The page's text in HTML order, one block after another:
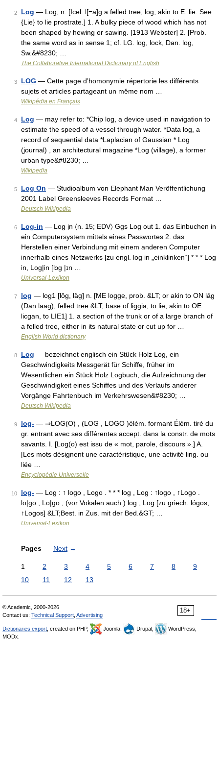
2 Log — Log, n. [Icel. l[=a]g a felled tree, log; akin to E. lie. See
{Lie} to lie prostrate.] 1. A bulky piece of wood which has not
been shaped by hewing or sawing. [1913 Webster] 2. [Prob.
the same word as in sense 1; cf. LG. log, lock, Dan. log,
Sw.&#8230; …
The Collaborative International Dictionary of English
3 LOG — Cette page d’homonymie répertorie les différents
sujets et articles partageant un même nom …
Wikipédia en Français
4 Log — may refer to: *Chip log, a device used in navigation to
estimate the speed of a vessel through water. *Data log, a
record of sequential data *Laplacian of Gaussian * Log
(journal) , an architectural magazine *Log (village), a former
urban type&#8230; …
Wikipedia
5 Log On — Studioalbum von Elephant Man Veröffentlichung
2001 Label Greensleeves Records Format …
Deutsch Wikipedia
6 Log-in — Log ịn 〈n. 15; EDV〉 Ggs Log out 1. das Einbuchen in
ein Computersystem mittels eines Passwortes 2. das
Herstellen einer Verbindung mit einem anderen Computer
innerhalb eines Netzwerks [zu engl. log in „einklinken“] * * * Log
in, Log|in [lɔg |ɪn …
Universal-Lexikon
7 log — log1 [lôg, läg] n. [ME logge, prob. &LT; or akin to ON lāg
(Dan laag), felled tree &LT; base of liggia, to lie, akin to OE
licgan, to LIE1] 1. a section of the trunk or of a large branch of
a felled tree, either in its natural state or cut up for …
English World dictionary
8 Log — bezeichnet englisch ein Stück Holz Log, ein
Geschwindigkeits Messgerät für Schiffe, früher im
Wesentlichen ein Stück Holz Logbuch, die Aufzeichnung der
Geschwindigkeit eines Schiffes und des Verlaufs anderer
Vorgänge Fahrtenbuch im Verkehrswesen&#8230; …
Deutsch Wikipedia
9 log- — ⇒LOG(O) , (LOG , LOGO )élém. formant Élém. tiré du
gr. entrant avec ses différentes accept. dans la constr. de mots
savants. I. [Log(o) est issu de « mot, parole, discours ».] A.
[Les mots désignent une caractéristique, une activité ling. ou
liée …
Encyclopédie Universelle
10 log- — Log : ↑ logo , Logo . * * * log , Log : ↑logo , ↑Logo .
lo|go , Lo|go , (vor Vokalen auch:) log , Log [zu griech. lógos,
↑Logos] &LT;Best. in Zus. mit der Bed.&GT; …
Universal-Lexikon
Pages Next →
1 2 3 4 5 6 7 8
9
10
11 12 13
18+
© Academic, 2000-2026
Contact us: Technical Support Advertising
Dictionaries export , created on PHP, Joomla, Drupal,
WordPress,
MODx.